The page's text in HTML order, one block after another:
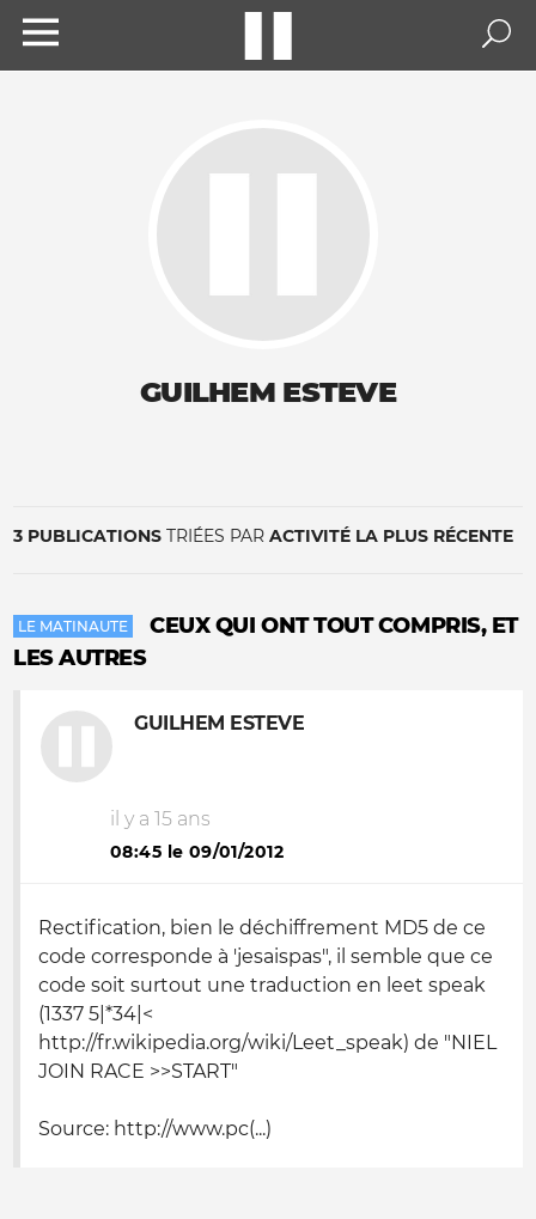
GUILHEM ESTEVE
3 PUBLICATIONS TRIÉES PAR ACTIVITÉ LA PLUS RÉCENTE
LE MATINAUTE
CEUX QUI ONT TOUT COMPRIS, ET
LES AUTRES
GUILHEM ESTEVE
il y a 15 ans
08:45 le 09/01/2012
Rectification, bien le déchiffrement MD5 de ce
code corresponde à 'jesaispas", il semble que ce
code soit surtout une traduction en leet speak
(1337 5|*34|<
http://fr.wikipedia.org/wiki/Leet_speak) de "NIEL
JOIN RACE >>START"
Source: http://www.pc(...)